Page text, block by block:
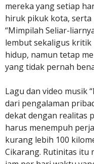
mereka yang setiap
hiruk pikuk kota, serta
“Mimpilah Seliar-
lembut sekaligus
hidup, namun tetap
yang tidak pernah
Lagu dan video musik
dari pengalaman
dekat dengan realitas
harus menempuh
kurang lebih 100
Cikarang. Rutinitas itu